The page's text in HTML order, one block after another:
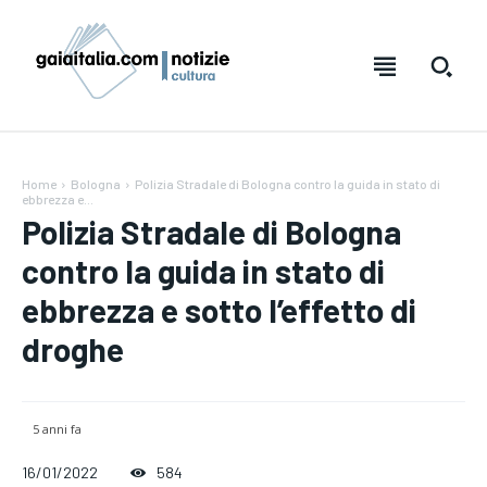
Testo:
Testo:
Home Bologna
Polizia Stradale di Bologna contro la guida in stato di
ebbrezza e...
Polizia Stradale di Bologna
contro la guida in stato di
ebbrezza e sotto l’effetto di
droghe
5 anni fa
16/01/2022 584